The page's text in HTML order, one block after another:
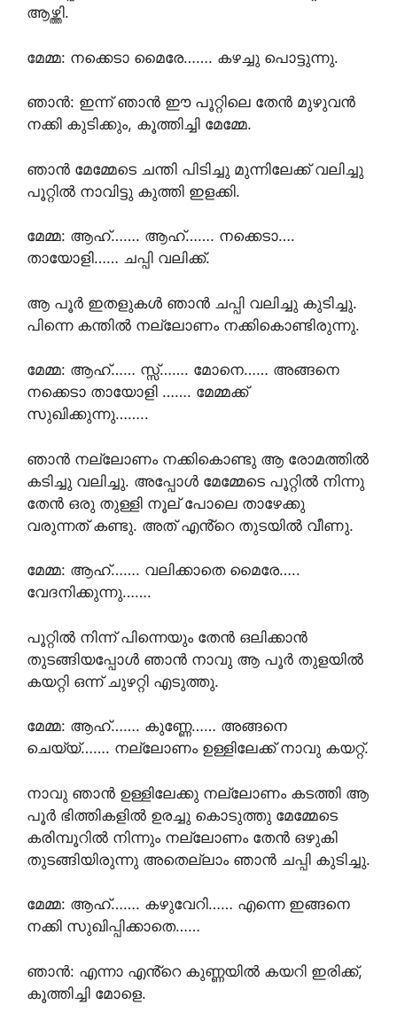
ആഴ്ത്തി.
മേമ്മ: നക്കെടാ മൈരേ……. കഴച്ചു പൊട്ടുന്നു.
ഞാൻ: ഇന്ന് ഞാൻ ഈ പൂറ്റിലെ തേൻ മുഴുവൻ
നക്കി കുടിക്കും, കൂത്തിച്ചി മേമ്മേ.
ഞാൻ മേമ്മേടെ ചന്തി പിടിച്ചു മുന്നിലേക്ക്‌ വലിച്ചു
പൂറ്റിൽ നാവിട്ടു കുത്തി ഇളക്കി.
മേമ്മ: ആഹ്……. ആഹ്……. നക്കെടാ….
തായോളി…… ചപ്പി വലിക്ക്.
ആ പൂർ ഇതളുകൾ ഞാൻ ചപ്പി വലിച്ചു കുടിച്ചു.
പിന്നെ കന്തിൽ നല്ലോണം നക്കികൊണ്ടിരുന്നു.
മേമ്മ: ആഹ്…… സ്സ്‌……. മോനെ…… അങ്ങനെ
നക്കെടാ തായോളി ……. മേമ്മക്ക്
സുഖിക്കുന്നു……..
ഞാൻ നല്ലോണം നക്കികൊണ്ടു ആ രോമത്തിൽ
കടിച്ചു വലിച്ചു. അപ്പോൾ മേമ്മേടെ പൂറ്റിൽ നിന്നു
തേൻ ഒരു തുള്ളി നൂല് പോലെ താഴേക്കു
വരുന്നത് കണ്ടു. അത് എൻ്റെ തുടയിൽ വീണു.
മേമ്മ: ആഹ്……. വലിക്കാതെ മൈരേ…..
വേദനിക്കുന്നു…….
പൂറ്റിൽ നിന്ന് പിന്നെയും തേൻ ഒലിക്കാൻ
തുടങ്ങിയപ്പോൾ ഞാൻ നാവു ആ പൂർ തുളയിൽ
കയറ്റി ഒന്ന് ചുഴറ്റി എടുത്തു.
മേമ്മ: ആഹ്……. കുണ്ണേ…… അങ്ങനെ
ചെയ്യ്……. നല്ലോണം ഉള്ളിലേക്ക് നാവു കയറ്റ്.
നാവു ഞാൻ ഉള്ളിലേക്കു നല്ലോണം കടത്തി ആ
പൂർ ഭിത്തികളിൽ ഉരച്ചു കൊടുത്തു മേമ്മേടെ
കരിമ്പൂറിൽ നിന്നും നല്ലോണം തേൻ ഒഴുകി
തുടങ്ങിയിരുന്നു അതെല്ലാം ഞാൻ ചപ്പി കുടിച്ചു.
മേമ്മ: ആഹ്……. കഴുവേറി…… എന്നെ ഇങ്ങനെ
നക്കി സുഖിപ്പിക്കാതെ……
ഞാൻ: എന്നാ എൻ്റെ കുണ്ണയിൽ കയറി ഇരിക്ക്,
കൂത്തിച്ചി മോളെ.